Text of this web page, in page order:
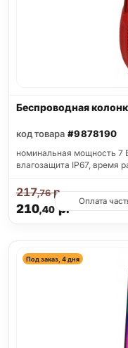
Беспроводная
код товара #9878190
номинальная мощность 7
влагозащита IP67, время
210,40р.
217,76р.
Оплата
Под заказ, 4 дня